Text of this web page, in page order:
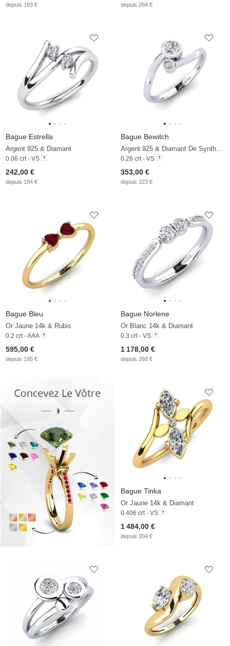
depuis 193 € depuis 284 €
Bague Estrella
Argent 925 & Diamant
0.06 crt - VS
242,00 €
depuis 184 €
Bague Bewitch
Argent 925 & Diamant De Synthèse
0.28 crt - VS
353,00 €
depuis 223 €
Bague Bleu
Or Jaune 14k & Rubis
0.2 crt - AAA
595,00 €
depuis 195 €
Bague Norlene
Or Blanc 14k & Diamant
0.3 crt - VS
1 178,00 €
depuis 268 €
Bague Tinka
Or Jaune 14k & Diamant
0.406 crt - VS
1 484,00 €
depuis 204 €